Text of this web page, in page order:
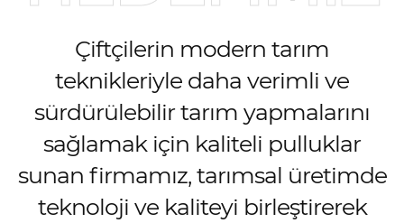
Çiftçilerin modern tarım
teknikleriyle daha verimli ve
sürdürülebilir tarım yapmalarını
sağlamak için kaliteli pulluklar
sunan firmamız, tarımsal üretimde
teknoloji ve kaliteyi birleştirerek